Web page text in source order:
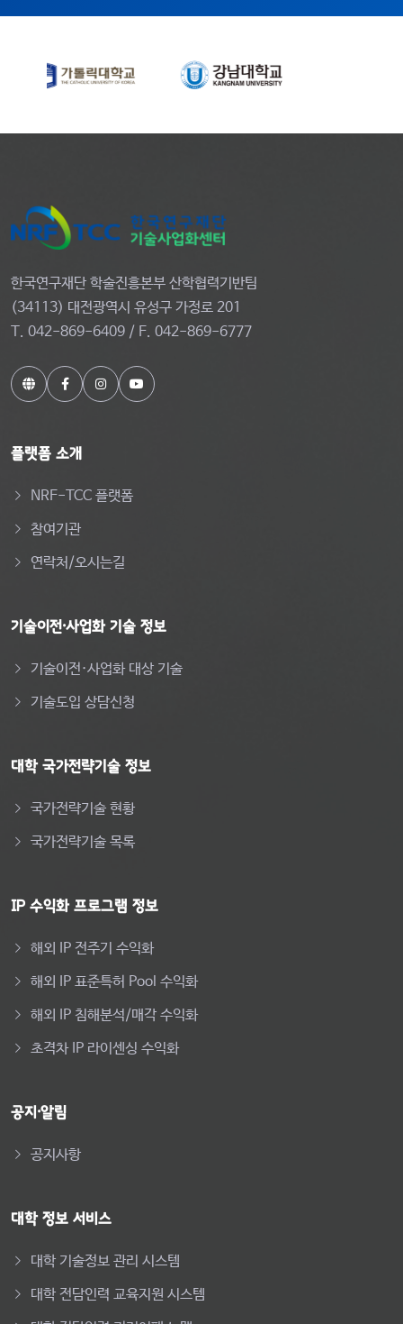
한국연구재단 학술진흥본부 산학협력기반팀
(34113) 대전광역시 유성구 가정로 201
T. 042-869-6409 / F. 042-869-6777
플랫폼 소개
NRF-TCC 플랫폼
참여기관
연락처/오시는길
기술이전·사업화 기술 정보
기술이전·사업화 대상 기술
기술도입 상담신청
대학 국가전략기술 정보
국가전략기술 현황
국가전략기술 목록
IP 수익화 프로그램 정보
해외 IP 전주기 수익화
해외 IP 표준특허 Pool 수익화
해외 IP 침해분석/매각 수익화
초격차 IP 라이센싱 수익화
공지·알림
공지사항
대학 정보 서비스
대학 기술정보 관리 시스템
대학 전담인력 교육지원 시스템